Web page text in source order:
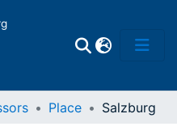
Place Salzburg